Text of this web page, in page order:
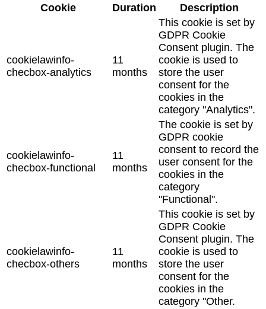
Cookie
Duration Description
cookielawinfo-
checbox-analytics
11
months
This cookie is set by
GDPR Cookie
Consent plugin. The
cookie is used to
store the user
consent for the
cookies in the
category "Analytics".
cookielawinfo-
checbox-functional
11
months
The cookie is set by
GDPR cookie
consent to record the
user consent for the
cookies in the
category
"Functional".
cookielawinfo-
checbox-others
11
months
This cookie is set by
GDPR Cookie
Consent plugin. The
cookie is used to
store the user
consent for the
cookies in the
category "Other.